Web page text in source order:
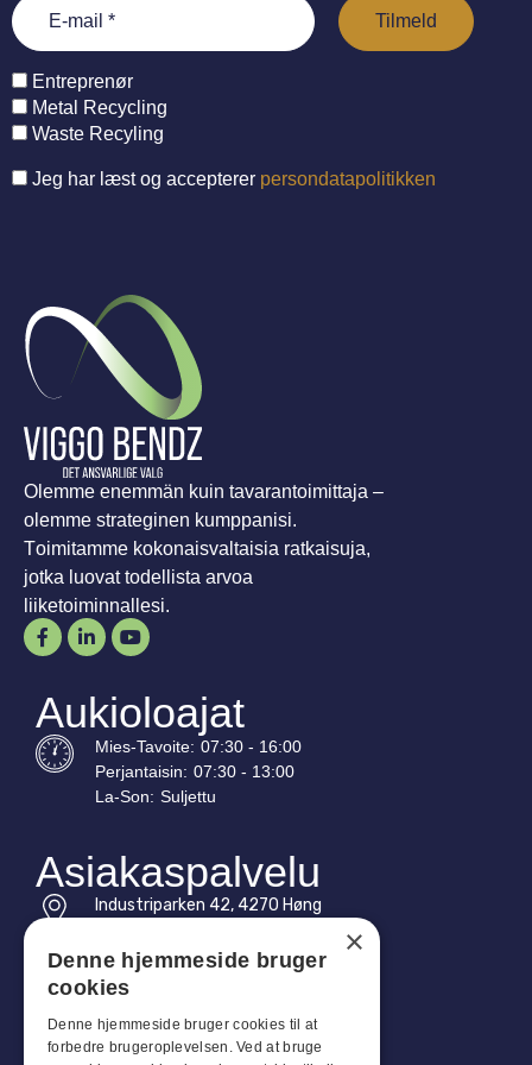
Entreprenør
Metal Recycling
Waste Recyling
Jeg har læst og accepterer persondatapolitikken
Olemme enemmän kuin tavarantoimittaja –
olemme strateginen kumppanisi.
Toimitamme kokonaisvaltaisia ratkaisuja,
jotka luovat todellista arvoa
liiketoiminnallesi.
Aukioloajat
Mies-Tavoite: 07:30 - 16:00
Perjantaisin: 07:30 - 13:00
La-Son: Suljettu
Asiakaspalvelu
Industriparken 42, 4270 Høng
Puh: +45 4396 4122
Sähköposti: vb@viggobendz.dk
×
Denne hjemmeside bruger
cookies
Denne hjemmeside bruger cookies til at
forbedre brugeroplevelsen. Ved at bruge